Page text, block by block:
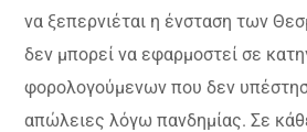
να ξεπερνιέται η ένσταση των
δεν μπορεί να εφαρμοστεί σε
φορολογούμενων που δεν
απώλειες λόγω πανδημίας. Σε